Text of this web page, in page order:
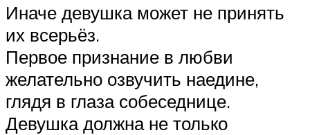
Иначе девушка может не принять
их всерьёз.
Первое признание в любви
желательно озвучить наедине,
глядя в глаза собеседнице.
Девушка должна не только